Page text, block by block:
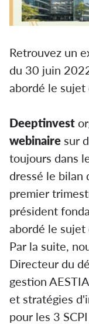
Retrouvez un
du 30 juin
abordé le sujet
Deeptinvest
webinaire sur
toujours dans
dressé le bilan
premier
président
abordé le sujet
Par la suite,
Directeur du
gestion
et stratégies
pour les 3